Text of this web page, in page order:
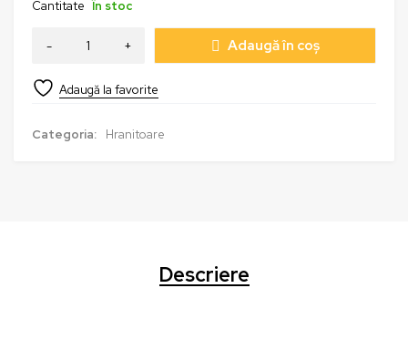
Cantitate În stoc
Adaugă în coș
Categoria: Hranitoare
Descriere